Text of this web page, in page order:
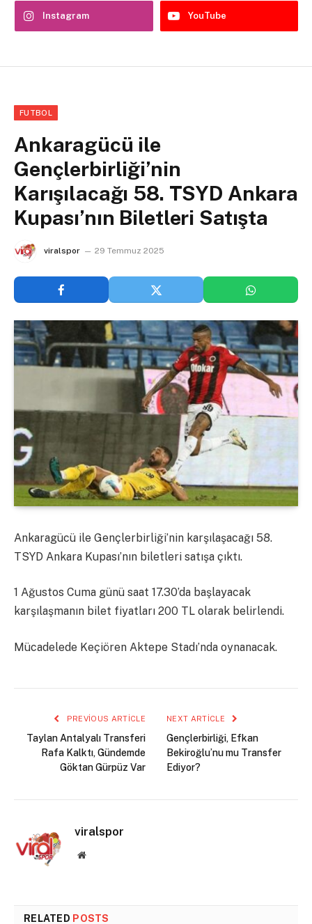
Instagram YouTube
FUTBOL
Ankaragücü ile
Gençlerbirliği’nin
Karışılacağı 58. TSYD Ankara
Kupası’nın Biletleri Satışta
viralspor 29 Temmuz 2025
Ankaragücü ile Gençlerbirliği’nin karşılaşacağı 58.
TSYD Ankara Kupası’nın biletleri satışa çıktı.
1 Ağustos Cuma günü saat 17.30’da başlayacak
karşılaşmanın bilet fiyatları 200 TL olarak belirlendi.
Mücadelede Keçiören Aktepe Stadı’nda oynanacak.
PREVIOUS ARTICLE
Taylan Antalyalı Transferi
Rafa Kalktı, Gündemde
Göktan Gürpüz Var
NEXT ARTICLE
Gençlerbirliği, Efkan
Bekiroğlu’nu mu Transfer
Ediyor?
viralspor
Website
RELATED POSTS